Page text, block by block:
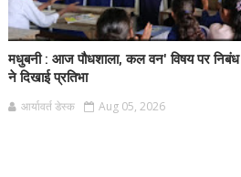
मधुबनी : आज पौधशाला, कल वन' विषय पर निबंध व
ने दिखाई प्रतिभा
आर्यावर्त डेस्क Aug 05, 2026